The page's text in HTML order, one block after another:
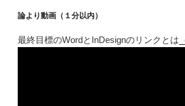
論より動画（１分以内）
最終目標のWordとInDesignのリンクとは